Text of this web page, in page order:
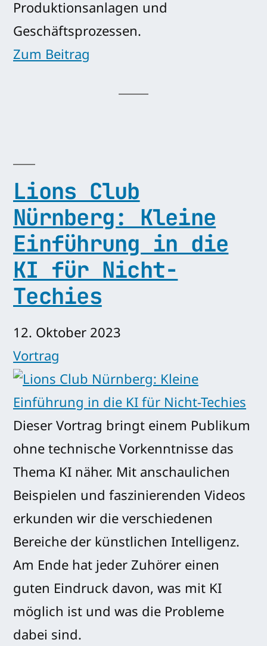
Produktionsanlagen und
Geschäftsprozessen.
Zum Beitrag
Lions Club
Nürnberg: Kleine
Einführung in die
KI für Nicht-
Techies
12. Oktober 2023
Vortrag
Dieser Vortrag bringt einem Publikum
ohne technische Vorkenntnisse das
Thema KI näher. Mit anschaulichen
Beispielen und faszinierenden Videos
erkunden wir die verschiedenen
Bereiche der künstlichen Intelligenz.
Am Ende hat jeder Zuhörer einen
guten Eindruck davon, was mit KI
möglich ist und was die Probleme
dabei sind.